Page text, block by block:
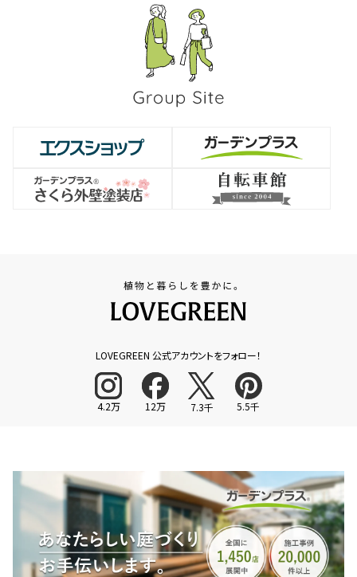
LOVEGREEN 公式アカウントをフォロー！
4.2万 12万 7.3千 5.5千